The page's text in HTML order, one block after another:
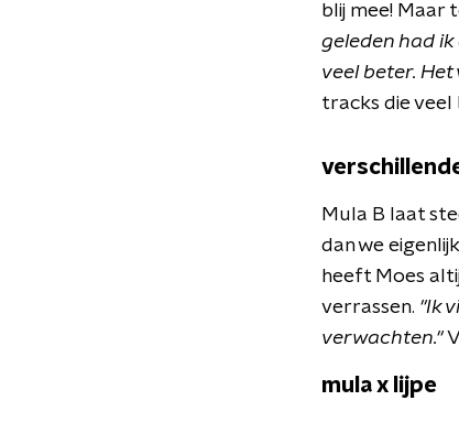
blij mee! Maar
geleden had ik
veel beter.
tracks die veel
Mula B laat
dan we
heeft Moes
verrassen. "Ik
verwachten."
mula x lijpe